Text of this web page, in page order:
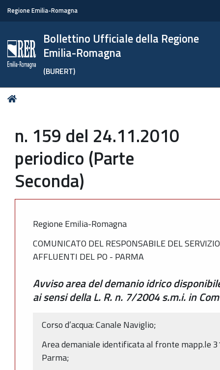
Regione Emilia-Romagna
Bollettino Ufficiale della Regione
Emilia-Romagna
(BURERT)
Tu
n. 159 del 24.11.2010
periodico (Parte
Seconda)
Regione Emilia-Romagna
COMUNICATO DEL RESPONSABILE DEL
AFFLUENTI DEL PO - PARMA
Avviso area del demanio idrico
ai sensi della L. R. n. 7/2004 s.m.i. in
Corso d’acqua: Canale Naviglio;
Area demaniale identificata al fronte mapp.le
Parma;